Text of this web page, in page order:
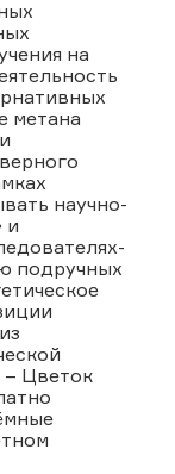
на
метана
научно-
и
подручных
– Цветок